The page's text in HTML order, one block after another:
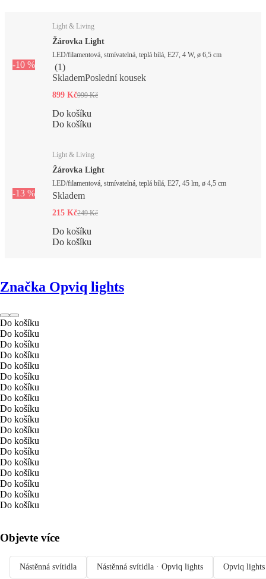
-10 %
Light & Living
Žárovka Light
LED/filamentová, stmívatelná, teplá bílá, E27, 4 W, ø 6,5 cm
(1)
SklademPoslední kousek
899 Kč999 Kč
Do košíku
Do košíku
-13 %
Light & Living
Žárovka Light
LED/filamentová, stmívatelná, teplá bílá, E27, 45 lm, ø 4,5 cm
Skladem
215 Kč249 Kč
Do košíku
Do košíku
Značka Opviq lights
Do košíku
Do košíku
Do košíku
Do košíku
Do košíku
Do košíku
Do košíku
Do košíku
Do košíku
Do košíku
Do košíku
Do košíku
Do košíku
Do košíku
Do košíku
Do košíku
Do košíku
Do košíku
Objevte více
Nástěnná svítidla Nástěnná svítidla · Opviq lights Opviq lights